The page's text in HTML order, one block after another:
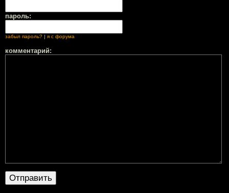
пароль:
забыл пароль? | я с форума
комментарий: